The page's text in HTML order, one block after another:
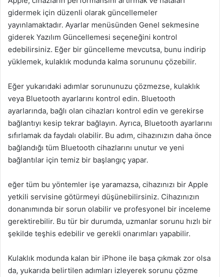
gidermek için düzenli olarak güncellemeler
yayınlamaktadır. Ayarlar menüsünden Genel sekmesine
giderek Yazılım Güncellemesi seçeneğini kontrol
edebilirsiniz. Eğer bir güncelleme mevcutsa, bunu indirip
yüklemek, kulaklık modunda kalma sorununu çözebilir.
Eğer yukarıdaki adımlar sorununuzu çözmezse, kulaklık
veya Bluetooth ayarlarını kontrol edin. Bluetooth
ayarlarında, bağlı olan cihazları kontrol edin ve gerekirse
bağlantıyı kesip tekrar bağlayın. Ayrıca, Bluetooth ayarlarını
sıfırlamak da faydalı olabilir. Bu adım, cihazınızın daha önce
bağlandığı tüm Bluetooth cihazlarını unutur ve yeni
bağlantılar için temiz bir başlangıç yapar.
eğer tüm bu yöntemler işe yaramazsa, cihazınızı bir Apple
yetkili servisine götürmeyi düşünebilirsiniz. Cihazınızın
donanımında bir sorun olabilir ve profesyonel bir inceleme
gerektirebilir. Bu tür bir durumda, uzmanlar sorunu hızlı bir
şekilde teşhis edebilir ve gerekli onarımları yapabilir.
Kulaklık modunda kalan bir iPhone ile başa çıkmak zor olsa
da, yukarıda belirtilen adımları izleyerek sorunu çözme